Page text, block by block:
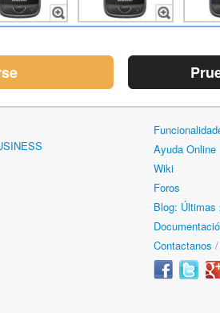
Ayuda Online
Wiki
Foros
Blog: Últimas
Contactanos /